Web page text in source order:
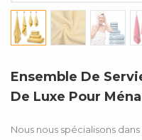
Ensemble De
De Luxe Pour
Nous nous spécialisons